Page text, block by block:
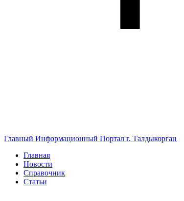
Главный Информационный Портал г. Талдыкорган
Главная
Новости
Справочник
Статьи